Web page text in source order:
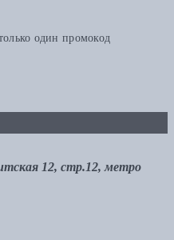
один промокод
12, стр.12, метро